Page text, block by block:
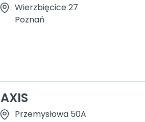
Wierzbięcice 27
Poznań
AXIS
Przemysłowa 50A